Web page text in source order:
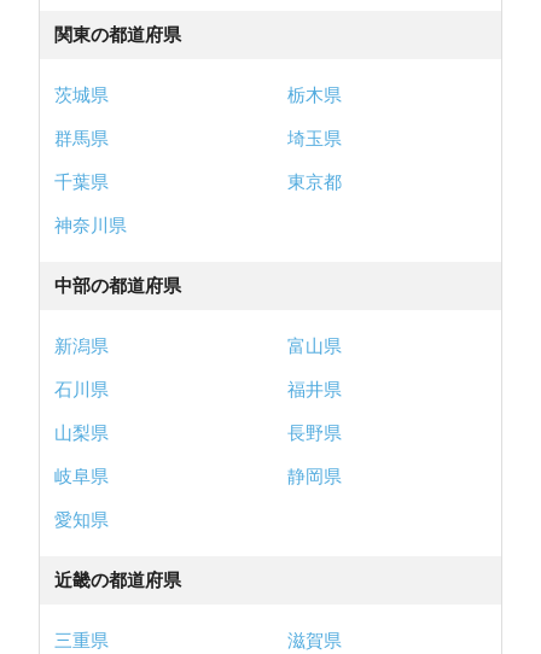
関東の都道府県
茨城県
栃木県
群馬県
埼玉県
千葉県
東京都
神奈川県
中部の都道府県
新潟県
富山県
石川県
福井県
山梨県
長野県
岐阜県
静岡県
愛知県
近畿の都道府県
三重県
滋賀県